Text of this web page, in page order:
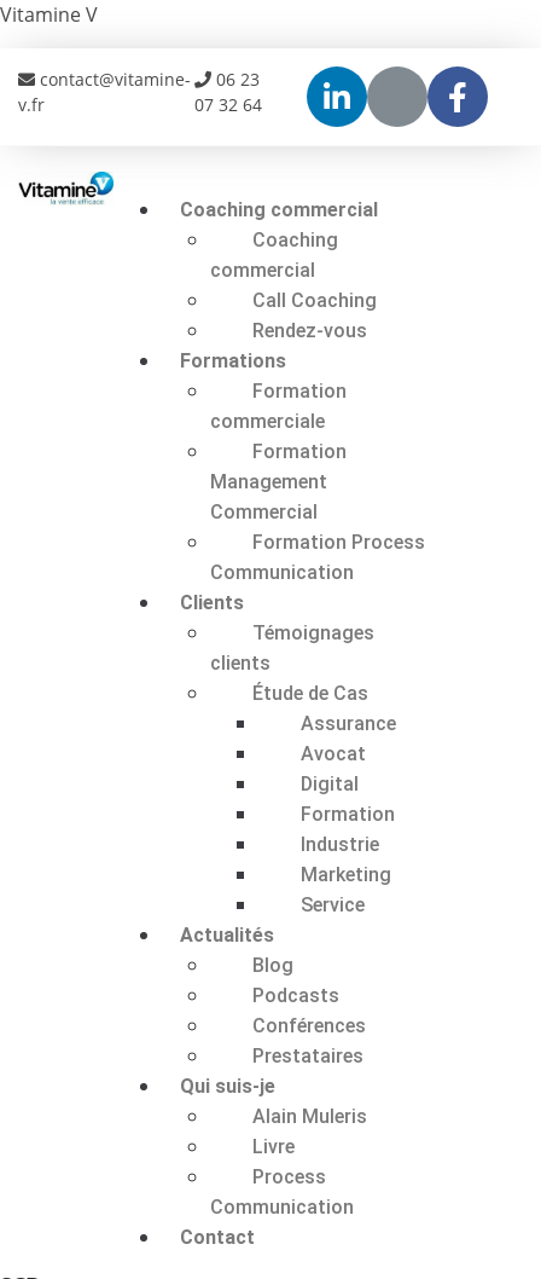
Vitamine V
contact@vitamine-
v.fr
06 23
07 32 64
Coaching commercial
Coaching
commercial
Call Coaching
Rendez-vous
Formations
Formation
commerciale
Formation
Management
Commercial
Formation Process
Communication
Clients
Témoignages
clients
Étude de Cas
Assurance
Avocat
Digital
Formation
Industrie
Marketing
Service
Actualités
Blog
Podcasts
Conférences
Prestataires
Qui suis-je
Alain Muleris
Livre
Process
Communication
Contact